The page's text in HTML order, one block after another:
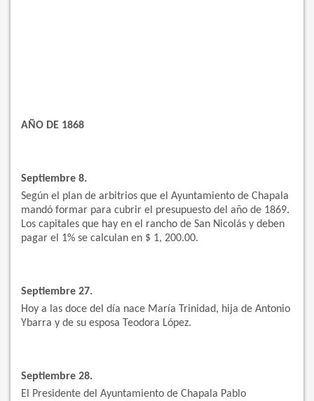
AÑO DE 1868
Septiembre 8.
Según el plan de arbitrios que el Ayuntamiento de Chapala
mandó formar para cubrir el presupuesto del año de 1869.
Los capitales que hay en el rancho de San Nicolás y deben
pagar el 1% se calculan en $ 1, 200.00.
Septiembre 27.
Hoy a las doce del día nace María Trinidad, hija de Antonio
Ybarra y de su esposa Teodora López.
Septiembre 28.
El Presidente del Ayuntamiento de Chapala Pablo